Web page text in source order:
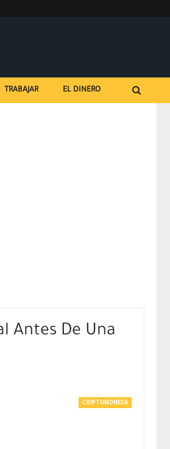
TRABAJAR EL DINERO
Antes De Una
CRIPTOMONEDA